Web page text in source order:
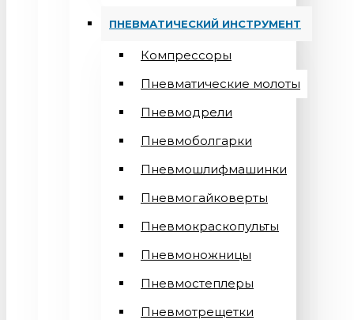
ПНЕВМАТИЧЕСКИЙ ИНСТРУМЕНТ
Компрессоры
Пневматические молоты
Пневмодрели
Пневмоболгарки
Пневмошлифмашинки
Пневмогайковерты
Пневмокраскопульты
Пневмоножницы
Пневмостеплеры
Пневмотрещетки